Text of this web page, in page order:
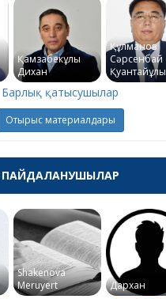
Қамзабекұлы
Дихан
Құлманов
Сәрсенбай
Қуантайұлы
Барлық қатысушылар
Отырыс материалдары
ПАЙДАЛАНУШЫЛАР
Shakenova
Meruyert
Дархан